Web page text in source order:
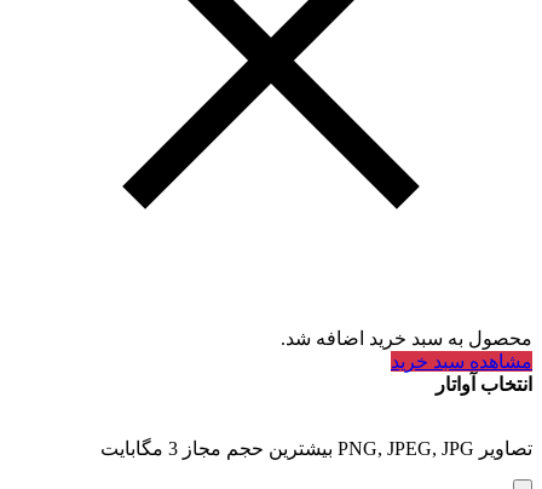
محصول به سبد خرید اضافه شد.
مشاهده سبد خرید
انتخاب آواتار
تصاویر PNG, JPEG, JPG بیشترین حجم مجاز 3 مگابایت